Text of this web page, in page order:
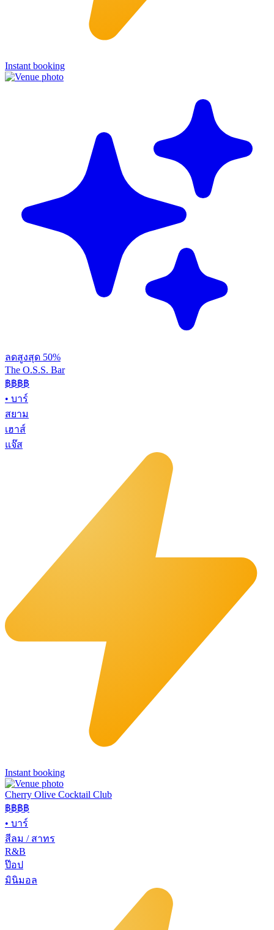
Instant booking
ลดสูงสุด 50%
The O.S.S. Bar
฿฿฿฿
• บาร์
สยาม
เฮาส์
แจ๊ส
Instant booking
Cherry Olive Cocktail Club
฿฿฿฿
• บาร์
สีลม / สาทร
R&B
ป๊อป
มินิมอล